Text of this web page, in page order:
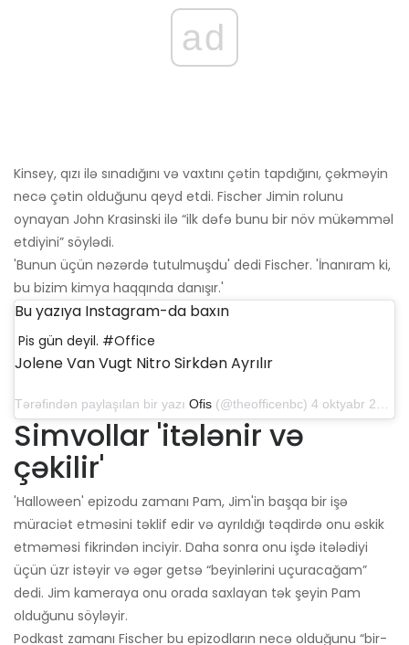
ad
Kinsey, qızı ilə sınadığını və vaxtını çətin tapdığını, çəkməyin
necə çətin olduğunu qeyd etdi. Fischer Jimin rolunu
oynayan John Krasinski ilə “ilk dəfə bunu bir növ mükəmməl
etdiyini” söylədi.
'Bunun üçün nəzərdə tutulmuşdu' dedi Fischer. 'İnanıram ki,
bu bizim kimya haqqında danışır.'
Bu yazıya Instagram-da baxın
Pis gün deyil. #Office
Jolene Van Vugt Nitro Sirkdən Ayrılır
Tərəfindən paylaşılan bir yazı Ofis (@theofficenbc) 4 oktyabr 2019-cu il, saat 6: 30-da PDT
Simvollar 'itələnir və
çəkilir'
'Halloween' epizodu zamanı Pam, Jim'in başqa bir işə
müraciət etməsini təklif edir və ayrıldığı təqdirdə onu əskik
etməməsi fikrindən inciyir. Daha sonra onu işdə itələdiyi
üçün üzr istəyir və əgər getsə “beyinlərini uçuracağam”
dedi. Jim kameraya onu orada saxlayan tək şeyin Pam
olduğunu söyləyir.
Podkast zamanı Fischer bu epizodların necə olduğunu “bir-